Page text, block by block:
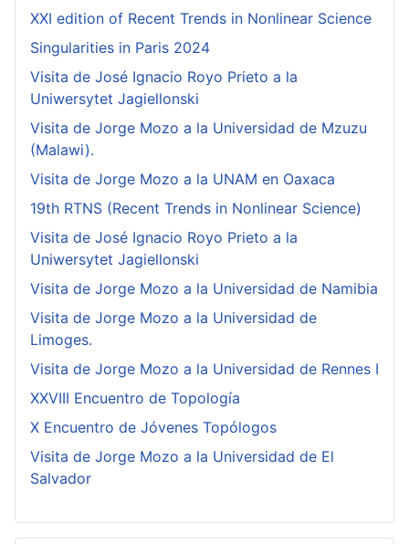
XXI edition of Recent Trends in Nonlinear Science
Singularities in Paris 2024
Visita de José Ignacio Royo Prieto a la
Uniwersytet Jagiellonski
Visita de Jorge Mozo a la Universidad de Mzuzu
(Malawi).
Visita de Jorge Mozo a la UNAM en Oaxaca
19th RTNS (Recent Trends in Nonlinear Science)
Visita de José Ignacio Royo Prieto a la
Uniwersytet Jagiellonski
Visita de Jorge Mozo a la Universidad de Namibia
Visita de Jorge Mozo a la Universidad de
Limoges.
Visita de Jorge Mozo a la Universidad de Rennes I
XXVIII Encuentro de Topología
X Encuentro de Jóvenes Topólogos
Visita de Jorge Mozo a la Universidad de El
Salvador